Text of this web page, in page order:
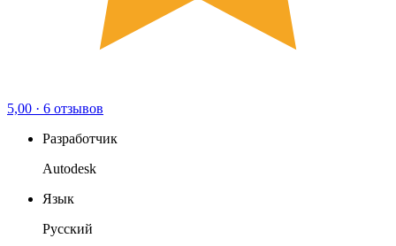
5,00 · 6 отзывов
Разработчик
Autodesk
Язык
Русский